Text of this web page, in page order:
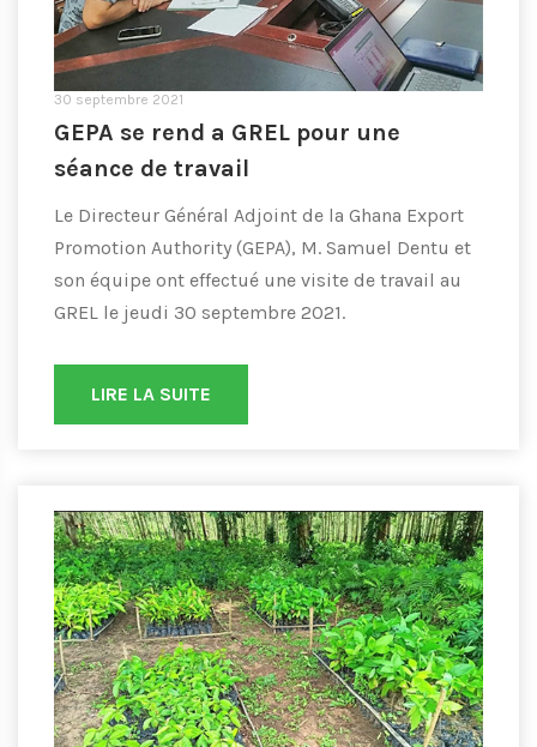
30 septembre 2021
GEPA se rend a GREL pour une
séance de travail
Le Directeur Général Adjoint de la Ghana Export
Promotion Authority (GEPA), M. Samuel Dentu et
son équipe ont effectué une visite de travail au
GREL le jeudi 30 septembre 2021.
LIRE LA SUITE